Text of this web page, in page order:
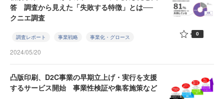
答 調査から見えた「失敗する特徴」とは──
クニエ調査
調査レポート 事業戦略 事業化・グロース
2024/05/20
0
凸版印刷、D2C事業の早期立上げ・実行を支援
するサービス開始 事業性検証や集客施策など